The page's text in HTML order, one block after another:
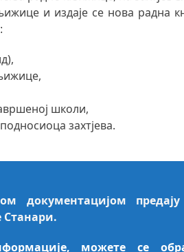
и издаје се нова радна
школи,
захтјева.
документацијом
можете се